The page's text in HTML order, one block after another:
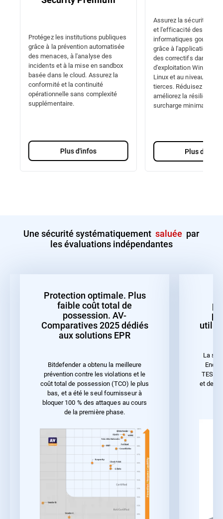
Protégez les institutions publiques
grâce à la prévention automatisée
des menaces, à l'analyse des
incidents et à la mise en sandbox
basée dans le cloud. Assurez la
conformité et la continuité
opérationnelle sans complexité
supplémentaire.
Plus d'infos
Assurez la sécurité, la
et l'efficacité des
informatiques
grâce à l'application
des correctifs dans les
d'exploitation Windows,
Linux et au niveau des
tierces. Réduisez les
améliorez la résilience
surcharge minimale.
Plus d'infos
Une sécurité systématiquementsaluée par
les évaluations indépendantes
Protection optimale. Plus
faible coût total de
possession. AV-
Comparatives 2025 dédiés
aux solutions EPR
Bitdefender a obtenu la meilleure
prévention contre les violations et le
coût total de possession (TCO) le plus
bas, et a été le seul fournisseur à
bloquer 100 % des attaques au cours
de la première phase.
La
TEST
et de la